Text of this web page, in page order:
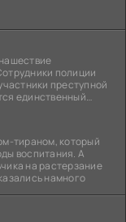
полиции
преступной
единственный
тираном, который
воспитания. А
на растерзание
намного